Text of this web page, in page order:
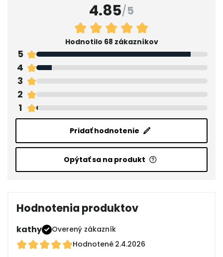
4.85/5
Hodnotilo 68 zákazníkov
5
4
3
2
1
Pridať hodnotenie
Opýtať sa na produkt
Hodnotenia produktov
kathy
Overený zákazník
Hodnotené 2.4.2026